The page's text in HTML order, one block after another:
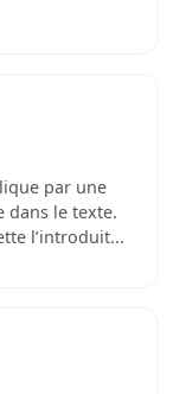
par une
dans le texte.
l’introduit...